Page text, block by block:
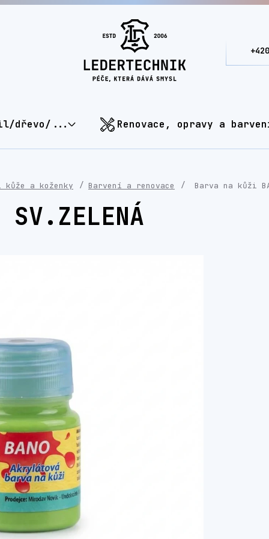
dřevo/... Renovace, opravy a
kůže a koženky Barvení a renovace Barva na kůži
SV.ZELENÁ